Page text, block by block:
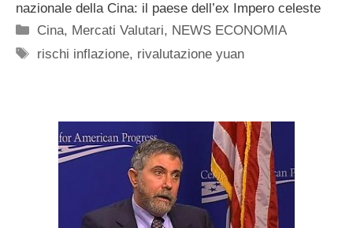
nazionale della Cina: il paese dell’ex Impero celeste
Categorie
Cina, Mercati Valutari, NEWS ECONOMIA
Tag
rischi inflazione, rivalutazione yuan